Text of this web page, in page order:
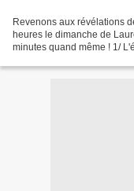
Revenons aux révélations
heures le dimanche de
minutes quand même ! 1/